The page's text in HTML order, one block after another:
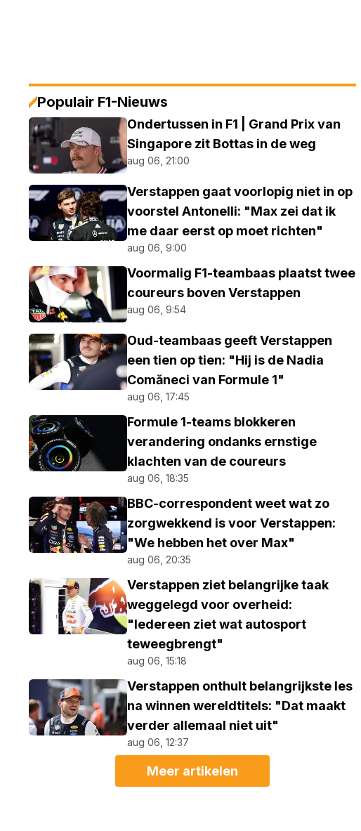
Populair F1-Nieuws
Ondertussen in F1 | Grand Prix van
Singapore zit Bottas in de weg
aug 06, 21:00
Verstappen gaat voorlopig niet in op
voorstel Antonelli: "Max zei dat ik
me daar eerst op moet richten"
aug 06, 9:00
Voormalig F1-teambaas plaatst twee
coureurs boven Verstappen
aug 06, 9:54
Oud-teambaas geeft Verstappen
een tien op tien: "Hij is de Nadia
Comăneci van Formule 1"
aug 06, 17:45
Formule 1-teams blokkeren
verandering ondanks ernstige
klachten van de coureurs
aug 06, 18:35
BBC-correspondent weet wat zo
zorgwekkend is voor Verstappen:
"We hebben het over Max"
aug 06, 20:35
Verstappen ziet belangrijke taak
weggelegd voor overheid:
"Iedereen ziet wat autosport
teweegbrengt"
aug 06, 15:18
Verstappen onthult belangrijkste les
na winnen wereldtitels: "Dat maakt
verder allemaal niet uit"
aug 06, 12:37
Meer artikelen